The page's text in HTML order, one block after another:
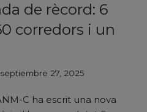
de rècord: 6
corredors i un
septiembre 27, 2025
C ha escrit una nova